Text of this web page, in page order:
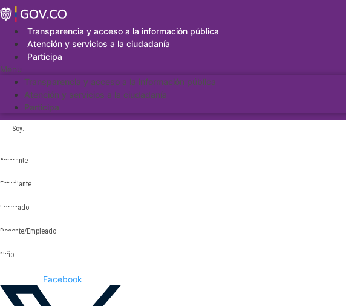
Saltar
al
contenidoTransparencia y acceso a la información pública
Atención y servicios a la ciudadanía
Participa
Menu
Transparencia y acceso a la información pública
Atención y servicios a la ciudadanía
Participa
Soy:
Aspirante
Estudiante
Egresado
Docente/Empleado
Niño
Facebook